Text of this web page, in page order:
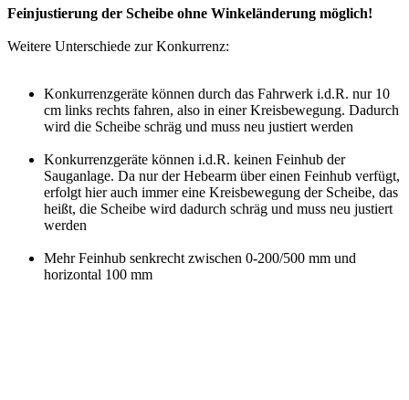
Feinjustierung der Scheibe ohne Winkeländerung möglich!
Weitere Unterschiede zur Konkurrenz:
Konkurrenzgeräte können durch das Fahrwerk i.d.R. nur 10
cm links rechts fahren, also in einer Kreisbewegung. Dadurch
wird die Scheibe schräg und muss neu justiert werden
Konkurrenzgeräte können i.d.R. keinen Feinhub der
Sauganlage. Da nur der Hebearm über einen Feinhub verfügt,
erfolgt hier auch immer eine Kreisbewegung der Scheibe, das
heißt, die Scheibe wird dadurch schräg und muss neu justiert
werden
Mehr Feinhub senkrecht zwischen 0-200/500 mm und
horizontal 100 mm